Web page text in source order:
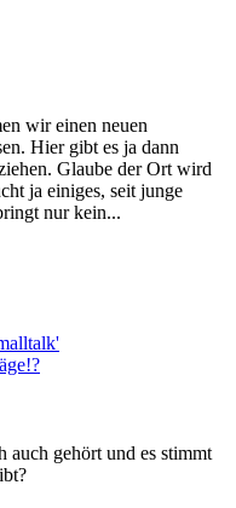
wir einen neuen
Hier gibt es ja dann
Glaube der Ort wird
ja einiges, seit junge
nur kein...
auch gehört und es stimmt